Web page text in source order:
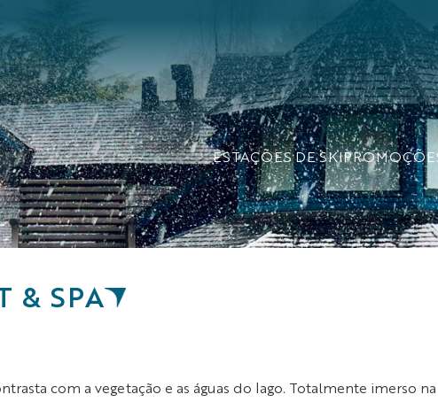
ESTAÇÕES DE SKI
& SPA
com a vegetação e as águas do lago. Totalmente imerso